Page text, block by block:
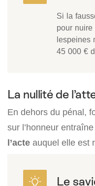
Si la
pour
lespeines
45 000 €
La nullité de
En dehors du pénal,
sur l’honneur
l’acte auquel elle est